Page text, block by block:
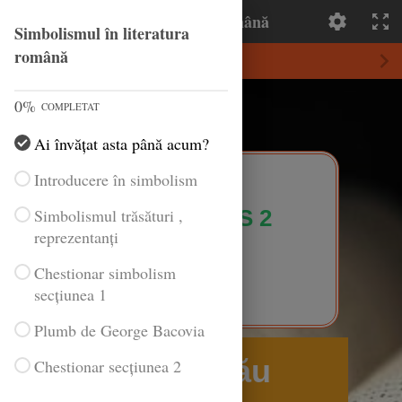
Simbolismul în literatura
română
0% COMPLETAT
Ai învățat asta până acum?
Introducere în simbolism
Simbolismul trăsături ,
reprezentanți
Chestionar simbolism
secțiunea 1
Plumb de George Bacovia
Chestionar secțiunea 2
Simbolismul în literatura română
Grupa: 5, S 2
Zămăcău